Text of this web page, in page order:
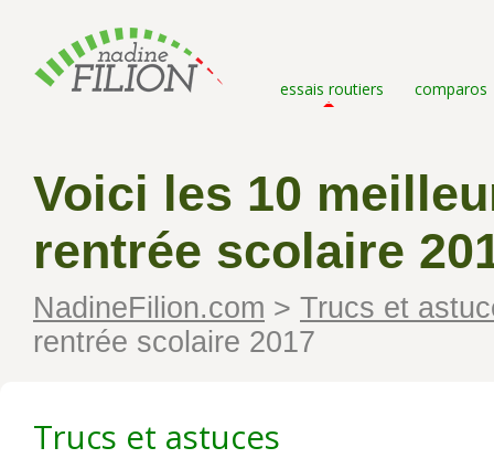
essais routiers comparos
Voici les 10
rentrée scolaire
NadineFilion.com > Trucs et
rentrée scolaire 2017
Trucs et astuces